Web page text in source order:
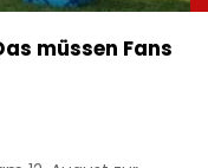
müssen Fans